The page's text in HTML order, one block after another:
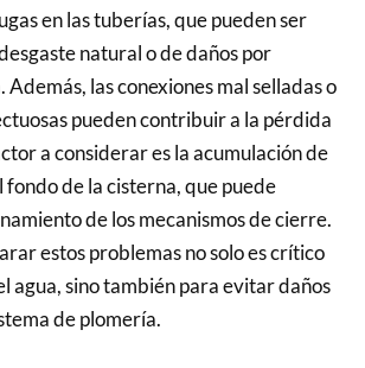
en las tuberías, que pueden ser
natural o de daños por
Además, las conexiones mal selladas o
pueden contribuir a la pérdida
a considerar es la acumulación de
fondo de la cisterna, que puede
de los mecanismos de cierre.
estos problemas no solo es crítico
agua, sino también para evitar daños
de plomería.